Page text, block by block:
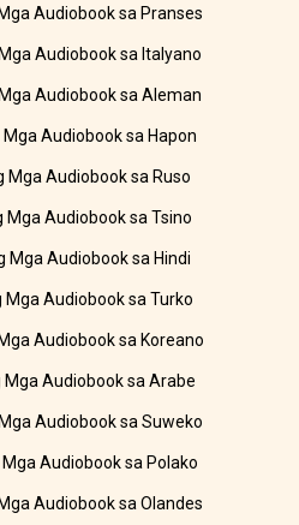
Audiobook sa Pranses
Audiobook sa Italyano
Audiobook sa Aleman
Audiobook sa Hapon
Mga Audiobook sa Ruso
Audiobook sa Tsino
Mga Audiobook sa Hindi
Audiobook sa Turko
Audiobook sa Koreano
Audiobook sa Arabe
Audiobook sa Suweko
Audiobook sa Polako
Audiobook sa Olandes